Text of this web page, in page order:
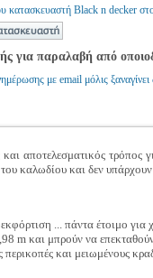
κατασκευαστή Black n decker
για παραλαβή από
με email μόλις ξαναγίνει
αποτελεσματικός
καλωδίου και δεν
... πάντα έτοιμο για
m και μπρούν να
περικοπές και μειωμένους